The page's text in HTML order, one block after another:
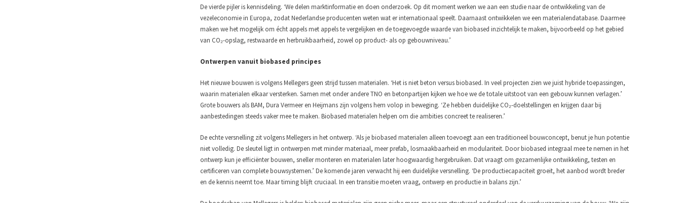
De vierde pijler is kennisdeling. ‘We delen marktinformatie en doen onderzoek. Op dit moment werken we aan een studie naar de ontwikkeling van de
vezeleconomie in Europa, zodat Nederlandse producenten weten wat er internationaal speelt. Daarnaast ontwikkelen we een materialendatabase. Daarmee
maken we het mogelijk om écht appels met appels te vergelijken en de toegevoegde waarde van biobased inzichtelijk te maken, bijvoorbeeld op het gebied
van CO₂-opslag, restwaarde en herbruikbaarheid, zowel op product- als op gebouwniveau.’
Ontwerpen vanuit biobased principes
Het nieuwe bouwen is volgens Mellegers geen strijd tussen materialen. ‘Het is niet beton versus biobased. In veel projecten zien we juist hybride toepassingen,
waarin materialen elkaar versterken. Samen met onder andere TNO en betonpartijen kijken we hoe we de totale uitstoot van een gebouw kunnen verlagen.’
Grote bouwers als BAM, Dura Vermeer en Heijmans zijn volgens hem volop in beweging. ‘Ze hebben duidelijke CO₂-doelstellingen en krijgen daar bij
aanbestedingen steeds vaker mee te maken. Biobased materialen helpen om die ambities concreet te realiseren.’
De echte versnelling zit volgens Mellegers in het ontwerp. ‘Als je biobased materialen alleen toevoegt aan een traditioneel bouwconcept, benut je hun potentie
niet volledig. De sleutel ligt in ontwerpen met minder materiaal, meer prefab, losmaakbaarheid en modulariteit. Door biobased integraal mee te nemen in het
ontwerp kun je efficiënter bouwen, sneller monteren en materialen later hoogwaardig hergebruiken. Dat vraagt om gezamenlijke ontwikkeling, testen en
certificeren van complete bouwsystemen.’ De komende jaren verwacht hij een duidelijke versnelling. ‘De productiecapaciteit groeit, het aanbod wordt breder
en de kennis neemt toe. Maar timing blijft cruciaal. In een transitie moeten vraag, ontwerp en productie in balans zijn.’